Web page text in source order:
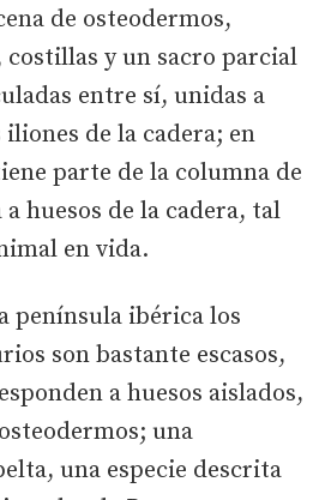
de osteodermos,
y un sacro parcial
entre sí, unidas a
de la cadera; en
parte de la columna de
huesos de la cadera, tal
en vida.
península ibérica los
son bastante escasos,
a huesos aislados,
una
una especie descrita